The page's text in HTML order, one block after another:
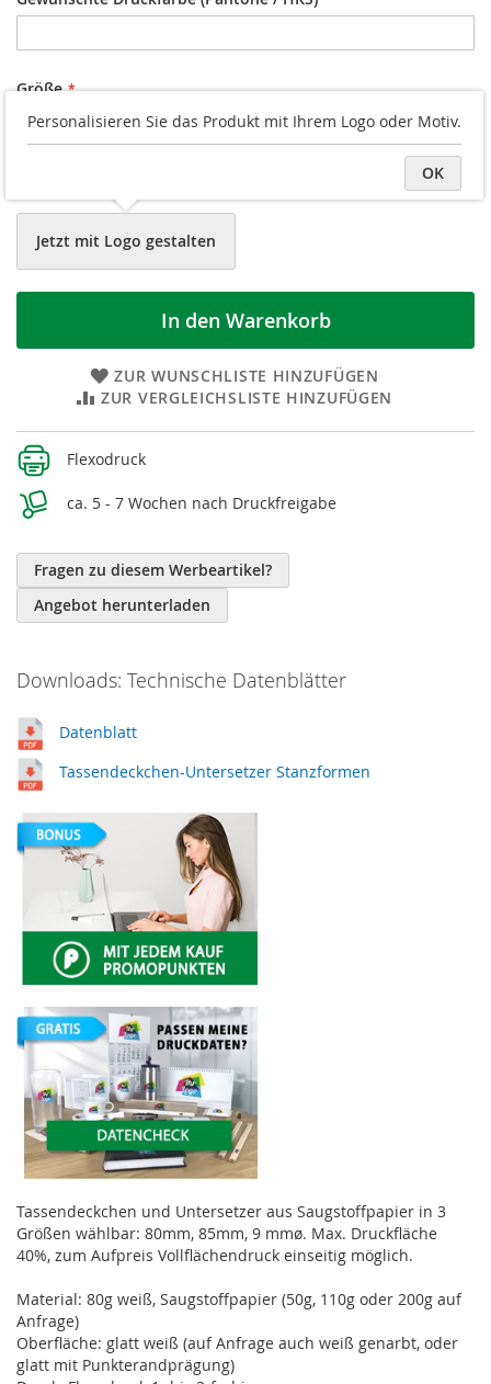
Größe
80 mm ø
Jetzt mit Logo gestalten
In den Warenkorb
ZUR WUNSCHLISTE HINZUFÜGEN
ZUR VERGLEICHSLISTE HINZUFÜGEN
Weitere
Informationen
Flexodruck
ca. 5 - 7 Wochen nach Druckfreigabe
Fragen zu diesem Werbeartikel?
Angebot herunterladen
Downloads: Technische Datenblätter
Datenblatt
Tassendeckchen-Untersetzer Stanzformen
Tassendeckchen und Untersetzer aus Saugstoffpapier in 3
Größen wählbar: 80mm, 85mm, 9 mmø. Max. Druckfläche
40%, zum Aufpreis Vollflächendruck einseitig möglich.
Material: 80g weiß, Saugstoffpapier (50g, 110g oder 200g auf
Anfrage)
Oberfläche: glatt weiß (auf Anfrage auch weiß genarbt, oder
glatt mit Punkterandprägung)
Personalisieren Sie das Produkt mit Ihrem Logo oder Motiv.
OK